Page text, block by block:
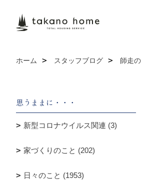
ホーム スタッフブログ 師走
思うままに・・・
新型コロナウイルス関連 (3)
家づくりのこと (202)
日々のこと (1953)